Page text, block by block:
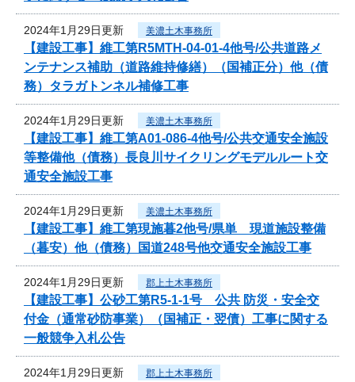
2024年1月29日更新 美濃土木事務所
【建設工事】維工第R5MTH-04-01-4他号/公共道路メ
ンテナンス補助（道路維持修繕）（国補正分）他（債
務）タラガトンネル補修工事
2024年1月29日更新 美濃土木事務所
【建設工事】維工第A01-086-4他号/公共交通安全施設
等整備他（債務）長良川サイクリングモデルルート交
通安全施設工事
2024年1月29日更新 美濃土木事務所
【建設工事】維工第現施暮2他号/県単 現道施設整備
（暮安）他（債務）国道248号他交通安全施設工事
2024年1月29日更新 郡上土木事務所
【建設工事】公砂工第R5-1-1号 公共 防災・安全交
付金（通常砂防事業）（国補正・翌債）工事に関する
一般競争入札公告
2024年1月29日更新 郡上土木事務所